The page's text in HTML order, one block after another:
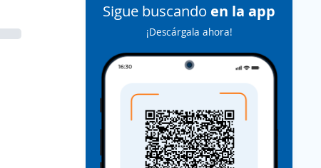
Sigue buscando en la app
¡Descárgala ahora!